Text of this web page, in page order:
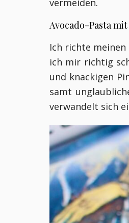
vermeiden.
Avocado-Pasta
Ich richte meinen
ich mir richtig
und knackigen
samt
verwandelt sich